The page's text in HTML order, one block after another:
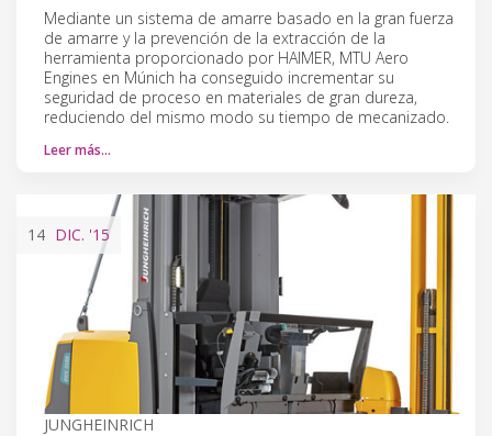
Mediante un sistema de amarre basado en la gran fuerza
de amarre y la prevención de la extracción de la
herramienta proporcionado por HAIMER, MTU Aero
Engines en Múnich ha conseguido incrementar su
seguridad de proceso en materiales de gran dureza,
reduciendo del mismo modo su tiempo de mecanizado.
Leer más…
14 DIC. '15
JUNGHEINRICH